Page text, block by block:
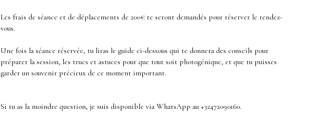
Les frais de séance et de déplacements de 200€ te seront demandés pour réserver le rendez-
vous.
Une fois la séance réservée, tu liras le guide ci-dessous qui te donnera des conseils pour
préparer la session, les trucs et astuces pour que tout soit photogénique, et que tu puisses
garder un souvenir précieux de ce moment important.
Si tu as la moindre question, je suis disponible via WhatsApp au +32472090160.